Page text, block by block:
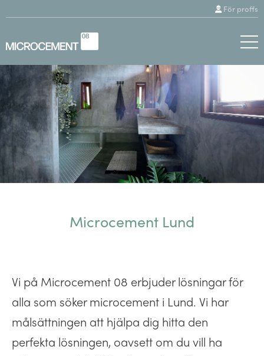
För proffs
Microcement Lund
Vi på Microcement 08 erbjuder lösningar för
alla som söker microcement i Lund. Vi har
målsättningen att hjälpa dig hitta den
perfekta lösningen, oavsett om du vill ha